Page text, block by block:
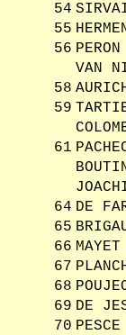
54
55
56 PERON
VAN
58
59
61
64 DE
65
66
67
68
69 DE
70